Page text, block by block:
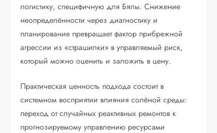
логистику, специфичную для Бялы. Снижение
неопределённости через диагностику и
планирование превращает фактор прибрежной
агрессии из «страшилки» в управляемый риск,
который можно оценить и заложить в цену.
Практическая ценность подхода состоит в
системном восприятии влияния солёной среды:
переход от случайных реактивных ремонтов к
прогнозируемому управлению ресурсами